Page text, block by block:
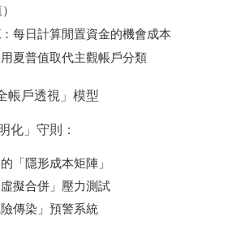
：每日計算閒置資金的機會成本
用夏普值取代主觀帳戶分類
帳戶透視」模型
化」守則：
「隱形成本矩陣」
擬合併」壓力測試
傳染」預警系統